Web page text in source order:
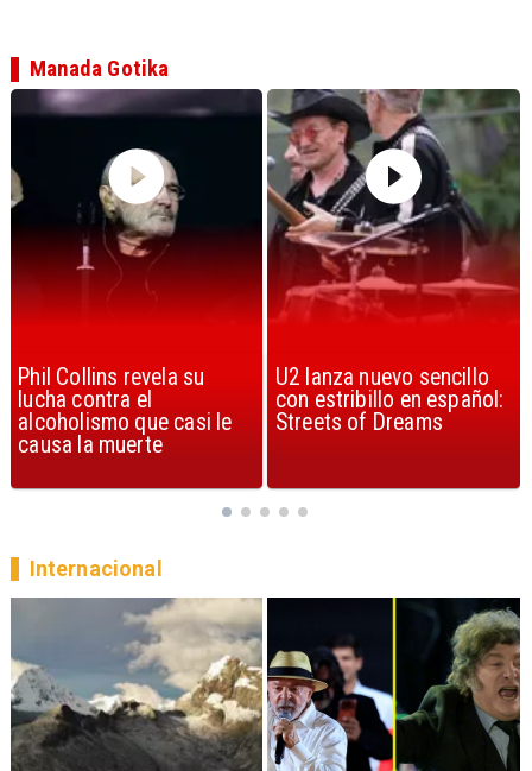
U2 lanza nuevo sencillo
con estribillo en español:
Streets of Dreams
“Africa” de Toto es
considerada la mejor
canción, según la ciencia
Manada Gotika
Internacional